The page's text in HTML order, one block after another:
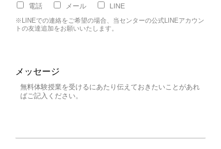
電話 メール LINE
※LINEでの連絡をご希望の場合、当センターの公式LINEアカウン
トの友達追加をお願いいたします。
メッセージ